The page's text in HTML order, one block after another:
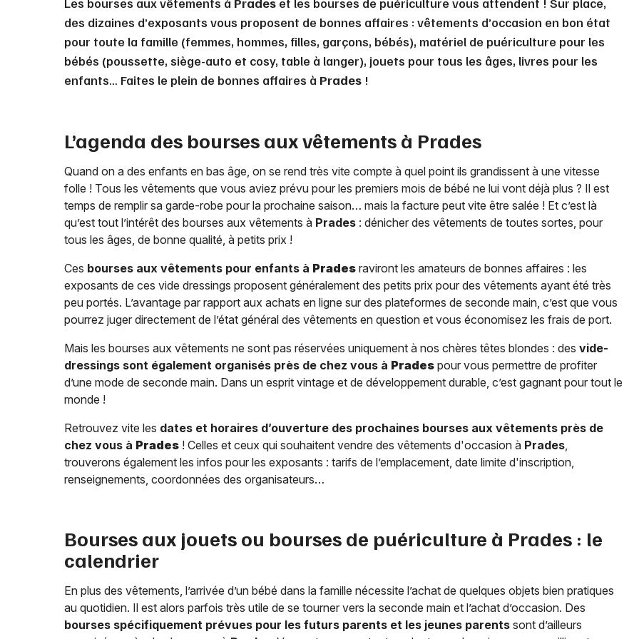
des dizaines d’exposants vous proposent de bonnes affaires : vêtements d’occasion en bon état
pour toute la famille (femmes, hommes, filles, garçons, bébés), matériel de puériculture pour les
bébés (poussette, siège-auto et cosy, table à langer), jouets pour tous les âges, livres pour les
enfants… Faites le plein de bonnes affaires à Prades !
L’agenda des bourses aux vêtements à Prades
Quand on a des enfants en bas âge, on se rend très vite compte à quel point ils grandissent à une vitesse
folle ! Tous les vêtements que vous aviez prévu pour les premiers mois de bébé ne lui vont déjà plus ? Il est
temps de remplir sa garde-robe pour la prochaine saison… mais la facture peut vite être salée ! Et c’est là
qu’est tout l’intérêt des bourses aux vêtements à Prades : dénicher des vêtements de toutes sortes, pour
tous les âges, de bonne qualité, à petits prix !
Ces bourses aux vêtements pour enfants à Prades raviront les amateurs de bonnes affaires : les
exposants de ces vide dressings proposent généralement des petits prix pour des vêtements ayant été très
peu portés. L’avantage par rapport aux achats en ligne sur des plateformes de seconde main, c’est que vous
pourrez juger directement de l’état général des vêtements en question et vous économisez les frais de port.
Mais les bourses aux vêtements ne sont pas réservées uniquement à nos chères têtes blondes : des vide-
dressings sont également organisés près de chez vous à Prades pour vous permettre de profiter
d’une mode de seconde main. Dans un esprit vintage et de développement durable, c’est gagnant pour tout le
monde !
Retrouvez vite les dates et horaires d’ouverture des prochaines bourses aux vêtements près de
chez vous à Prades ! Celles et ceux qui souhaitent vendre des vêtements d'occasion à Prades,
trouverons également les infos pour les exposants : tarifs de l’emplacement, date limite d'inscription,
renseignements, coordonnées des organisateurs…
Bourses aux jouets ou bourses de puériculture à Prades : le
calendrier
En plus des vêtements, l’arrivée d’un bébé dans la famille nécessite l’achat de quelques objets bien pratiques
au quotidien. Il est alors parfois très utile de se tourner vers la seconde main et l’achat d’occasion. Des
bourses spécifiquement prévues pour les futurs parents et les jeunes parents sont d’ailleurs